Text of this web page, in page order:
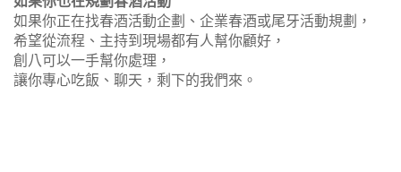
如果你正在找春酒活動企劃、企業春酒或尾牙活動規劃，
希望從流程、主持到現場都有人幫你顧好，
創八可以一手幫你處理，
讓你專心吃飯、聊天，剩下的我們來。